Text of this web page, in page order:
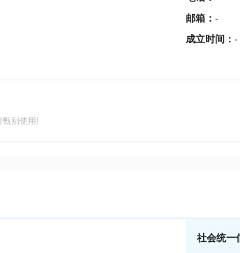
邮箱 ： -
成立时间 ： -
别使用!
社会统一